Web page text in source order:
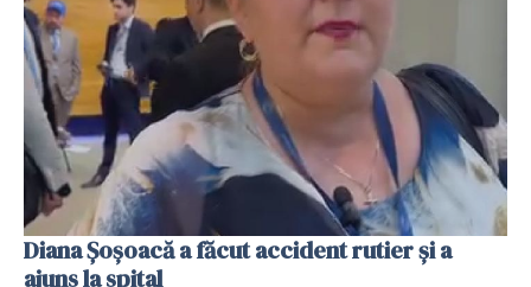
Diana Șoșoacă a făcut accident rutier și a
ajuns la spital